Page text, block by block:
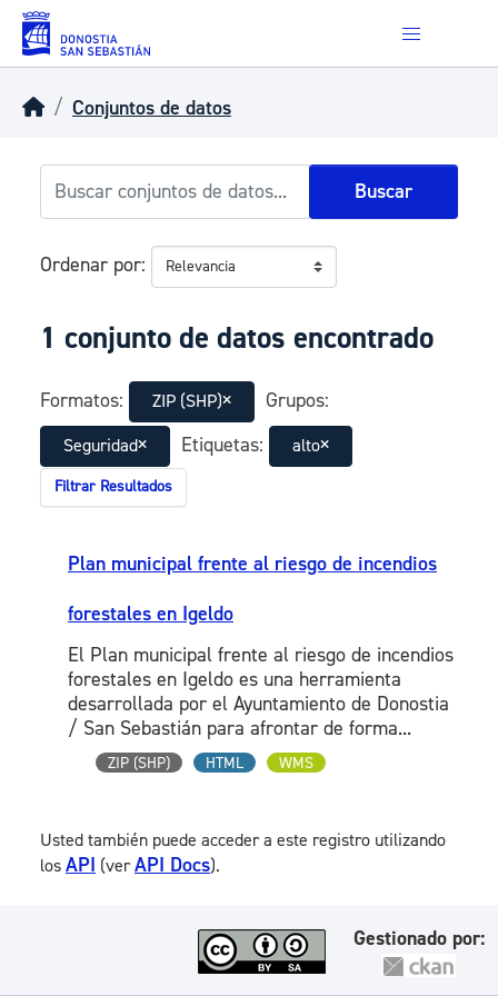
Skip to main content
Conjuntos de datos
Buscar
Ordenar por
1 conjunto de datos encontrado
Formatos: ZIP (SHP) Grupos:
Seguridad Etiquetas: alto
Filtrar Resultados
Plan municipal frente al riesgo de incendios
forestales en Igeldo
El Plan municipal frente al riesgo de incendios
forestales en Igeldo es una herramienta
desarrollada por el Ayuntamiento de Donostia
/ San Sebastián para afrontar de forma...
ZIP (SHP) HTML WMS
Usted también puede acceder a este registro utilizando
los API (verAPI Docs).
Gestionado por: